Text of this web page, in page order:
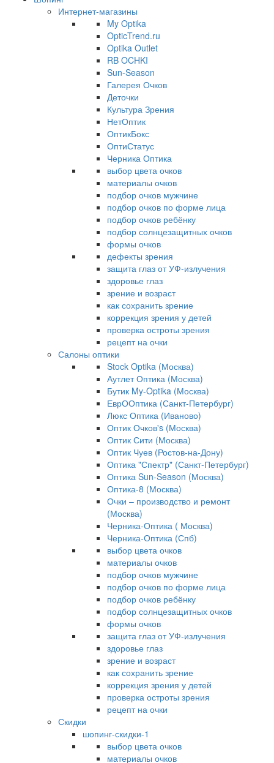
Интернет-магазины
My Optika
OpticTrend.ru
Optika Outlet
RB OCHKI
Sun-Season
Галерея Очков
Деточки
Культура Зрения
НетОптик
ОптикБокс
ОптиСтатус
Черника Оптика
выбор цвета очков
материалы очков
подбор очков мужчине
подбор очков по форме лица
подбор очков ребёнку
подбор солнцезащитных очков
формы очков
дефекты зрения
защита глаз от УФ-излучения
здоровье глаз
зрение и возраст
как сохранить зрение
коррекция зрения у детей
проверка остроты зрения
рецепт на очки
Салоны оптики
Stock Optika (Москва)
Аутлет Оптика (Москва)
Бутик My-Optika (Москва)
ЕврООптика (Санкт-Петербург)
Люкс Оптика (Иваново)
Оптик Очков's (Москва)
Оптик Сити (Москва)
Оптик Чуев (Ростов-на-Дону)
Оптика "Спектр" (Санкт-Петербург)
Оптика Sun-Season (Москва)
Оптика-8 (Москва)
Очки – производство и ремонт
(Москва)
Черника-Оптика ( Москва)
Черника-Оптика (Спб)
выбор цвета очков
материалы очков
подбор очков мужчине
подбор очков по форме лица
подбор очков ребёнку
подбор солнцезащитных очков
формы очков
защита глаз от УФ-излучения
здоровье глаз
зрение и возраст
как сохранить зрение
коррекция зрения у детей
проверка остроты зрения
рецепт на очки
Скидки
шопинг-скидки-1
выбор цвета очков
материалы очков